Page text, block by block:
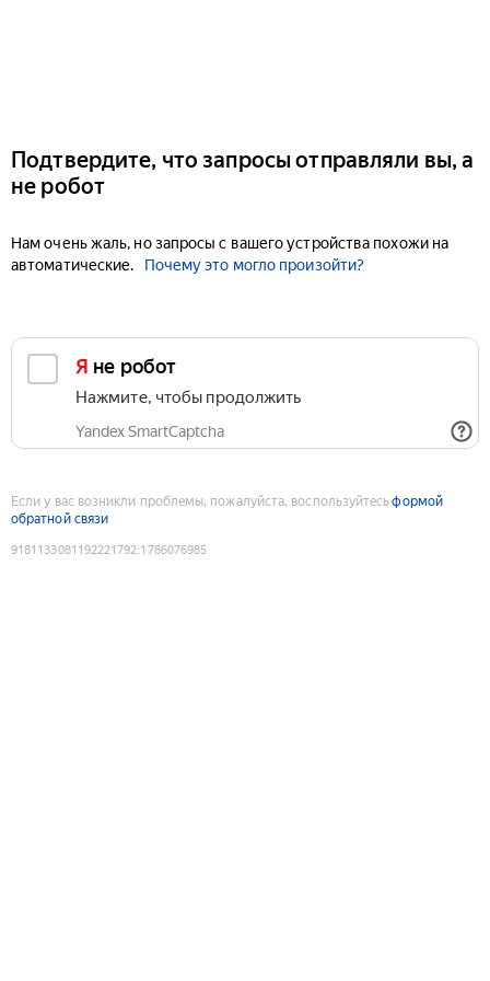
Подтвердите, что запросы отправляли вы, а
не робот
Нам очень жаль, но запросы с вашего устройства похожи на
автоматические.
Почему это могло произойти?
Я не робот
Нажмите, чтобы продолжить
Yandex SmartCaptcha
Если у вас возникли проблемы, пожалуйста, воспользуйтесьформой
обратной связи
9181133081192221792:1786076985